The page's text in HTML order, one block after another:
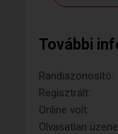
További
Randiazonosító:
Regisztrált:
Online volt:
Olvasatlan